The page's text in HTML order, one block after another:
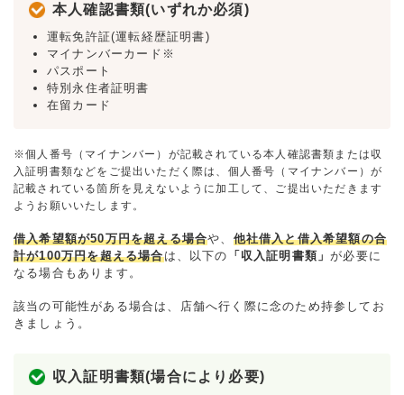
本人確認書類(いずれか必須)
運転免許証(運転経歴証明書)
マイナンバーカード※
パスポート
特別永住者証明書
在留カード
※個人番号（マイナンバー）が記載されている本人確認書類または収
入証明書類などをご提出いただく際は、個人番号（マイナンバー）が
記載されている箇所を見えないように加工して、ご提出いただきます
ようお願いいたします。
借入希望額が50万円を超える場合や、 他社借入と借入希望額の合
計が100万円を超える場合は、以下の 「収入証明書類」が必要に
なる場合もあります。
該当の可能性がある場合は、店舗へ行く際に念のため持参してお
きましょう。
収入証明書類(場合により必要)